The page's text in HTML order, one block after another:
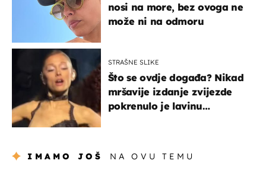
nosi na more, bez ovoga ne
može ni na odmoru
STRAŠNE SLIKE
Što se ovdje događa? Nikad
mršavije izdanje zvijezde
pokrenulo je lavinu
IMAMO JOŠ NA OVU TEMU